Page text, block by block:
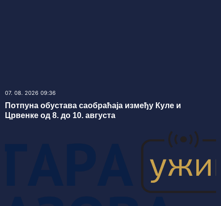
07. 08. 2026 09:36
Потпуна обустава саобраћаја између Куле и
Црвенке од 8. до 10. августа